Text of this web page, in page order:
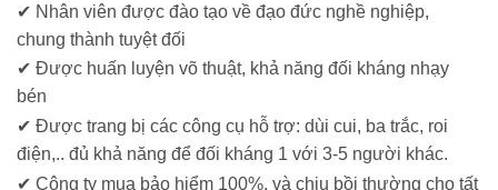
✔ Nhân viên được đào tạo về đạo đức nghề nghiệp,
chung thành tuyệt đối
✔ Được huấn luyện võ thuật, khả năng đối kháng nhạy
bén
✔ Được trang bị các công cụ hỗ trợ: dùi cui, ba trắc, roi
điện,.. đủ khả năng để đối kháng 1 với 3-5 người khác.
✔ Công ty mua bảo hiểm 100%, và chịu bồi thường cho tất